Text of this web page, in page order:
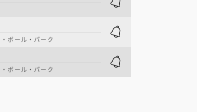
ボール・パーク
ボール・パーク